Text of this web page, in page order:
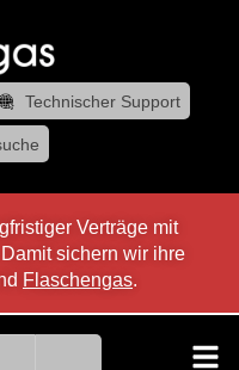
Technischer Support
Verträge mit
sichern wir ihre
Flaschengas.